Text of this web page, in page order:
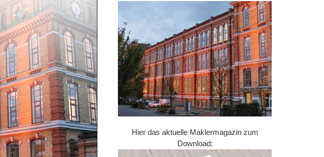
Hier das aktuelle Maklermagazin zum
Download: